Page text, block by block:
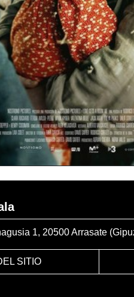
1, 20500 Arrasate
SITIO